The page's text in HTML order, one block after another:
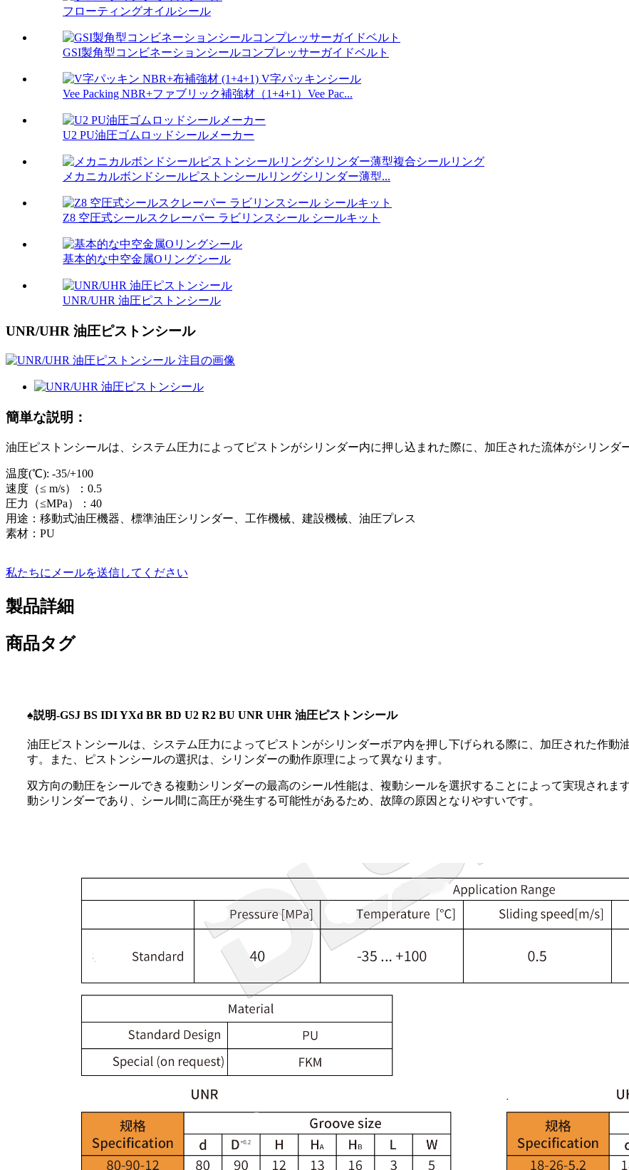
フローティングオイルシール
GSI製角型コンビネーションシールコンプレッサーガイドベルト
Vee Packing NBR+ファブリック補強材（1+4+1）Vee Pac...
U2 PU油圧ゴムロッドシールメーカー
メカニカルボンドシールピストンシールリングシリンダー薄型...
Z8 空圧式シールスクレーパー ラビリンスシール シールキット
基本的な中空金属Oリングシール
UNR/UHR 油圧ピストンシール
UNR/UHR 油圧ピストンシール
簡単な説明：
油圧ピストンシールは、システム圧力によってピストンがシリンダー内に押し込まれた際に、加圧された流体がシリンダ
温度(℃): -35/+100
速度（≤ m/s）：0.5
圧力（≤MPa）：40
用途：移動式油圧機器、標準油圧シリンダー、工作機械、建設機械、油圧プレス
素材：PU
私たちにメールを送信してください
製品詳細
商品タグ
♠説明-GSJ BS IDI YXd BR BD U2 R2 BU UNR UHR 油圧ピストンシール
油圧ピストンシールは、システム圧力によってピストンがシリンダーボア内を押し下げられる際に、加圧された作動
す。また、ピストンシールの選択は、シリンダーの動作原理によって異なります。
双方向の動圧をシールできる複動シリンダーの最高のシール性能は、複動シールを選択することによって実現されま
動シリンダーであり、シール間に高圧が発生する可能性があるため、故障の原因となりやすいです。